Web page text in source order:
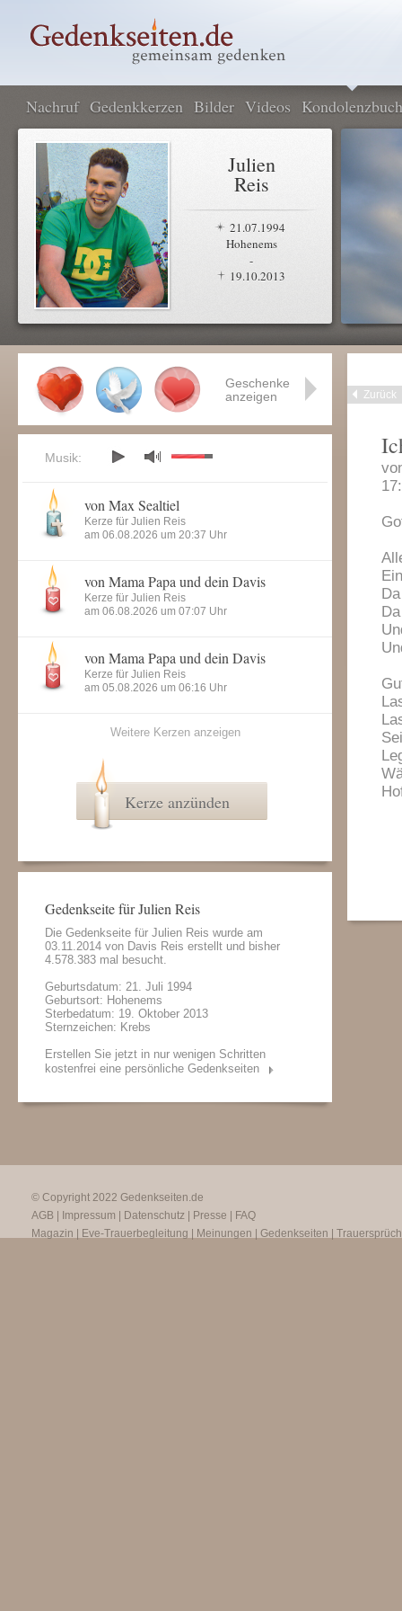
Nachruf Gedenkkerzen Bilder Videos Kondolenzbuch
Julien
Reis
21.07.1994
Hohenems
-
19.10.2013
Zurück
Geschenke
anzeigen
Musik:
von Max Sealtiel
Kerze für Julien Reis
am 06.08.2026 um 20:37 Uhr
von Mama Papa und dein Davis
Kerze für Julien Reis
am 06.08.2026 um 07:07 Uhr
von Mama Papa und dein Davis
Kerze für Julien Reis
am 05.08.2026 um 06:16 Uhr
Weitere Kerzen anzeigen
Kerze anzünden
Gedenkseite für Julien Reis
Die Gedenkseite für Julien Reis wurde am
03.11.2014 von Davis Reis erstellt und bisher
4.578.383 mal besucht.
Geburtsdatum: 21. Juli 1994
Geburtsort: Hohenems
Sterbedatum: 19. Oktober 2013
Sternzeichen: Krebs
Erstellen Sie jetzt in nur wenigen Schritten
kostenfrei eine persönliche Gedenkseiten
© Copyright 2022 Gedenkseiten.de
AGB
Impressum Datenschutz Presse
FAQ
Magazin
Eve-Trauerbegleitung Meinungen Gedenkseiten